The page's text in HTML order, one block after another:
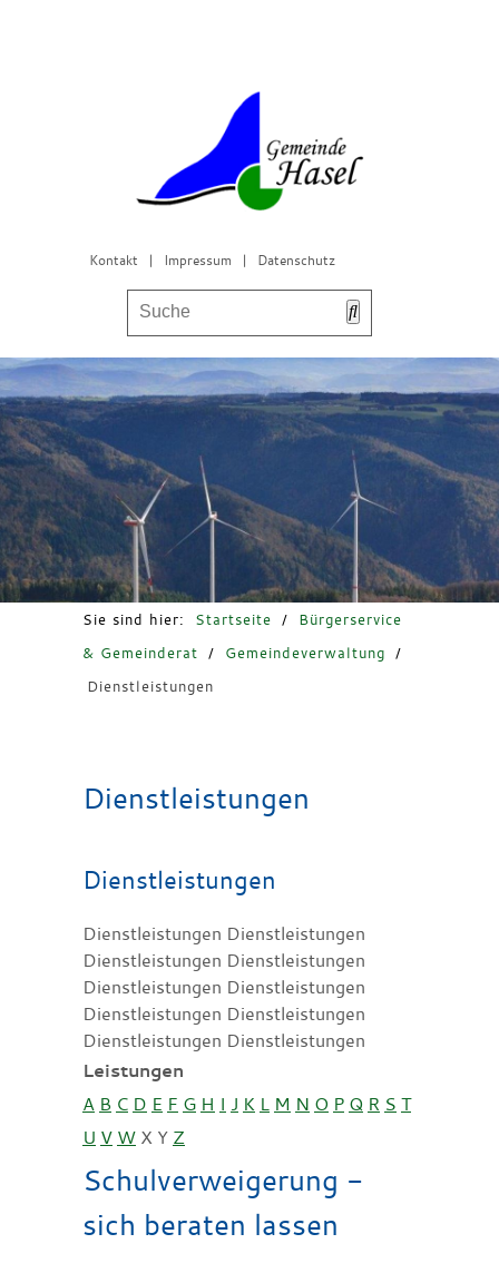
Kontakt | Impressum | Datenschutz
Bürgerservice & Gemeinderat
Leben in Hasel
Freizeit & Tourismus
Sie sind hier: Startseite /
Bürgerservice
& Gemeinderat
/ Gemeindeverwaltung
/
Dienstleistungen
Dienstleistungen
Dienstleistungen
Dienstleistungen Dienstleistungen
Dienstleistungen Dienstleistungen
Dienstleistungen Dienstleistungen
Dienstleistungen Dienstleistungen
Dienstleistungen Dienstleistungen
Leistungen
A B C D E F G H I J K L M N O P Q R S T
U V W X Y Z
Schulverweigerung -
sich beraten lassen